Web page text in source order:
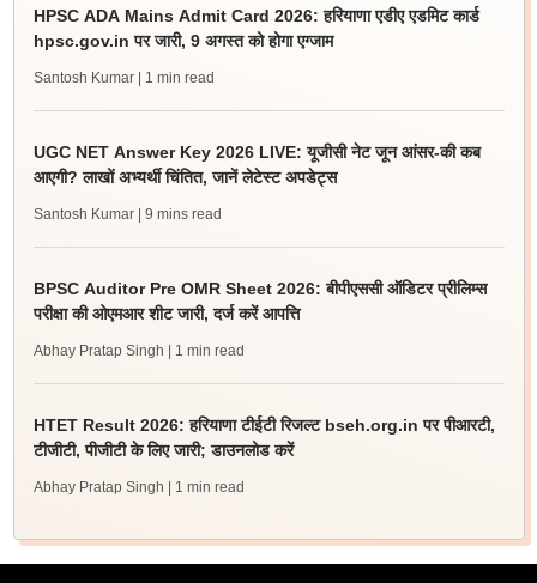
HPSC ADA Mains Admit Card 2026: हरियाणा एडीए एडमिट कार्ड
hpsc.gov.in पर जारी, 9 अगस्त को होगा एग्जाम
Santosh Kumar | 1 min read
UGC NET Answer Key 2026 LIVE: यूजीसी नेट जून आंसर-की कब
आएगी? लाखों अभ्यर्थी चिंतित, जानें लेटेस्ट अपडेट्स
Santosh Kumar | 9 mins read
BPSC Auditor Pre OMR Sheet 2026: बीपीएससी ऑडिटर प्रीलिम्स
परीक्षा की ओएमआर शीट जारी, दर्ज करें आपत्ति
Abhay Pratap Singh | 1 min read
HTET Result 2026: हरियाणा टीईटी रिजल्ट bseh.org.in पर पीआरटी,
टीजीटी, पीजीटी के लिए जारी; डाउनलोड करें
Abhay Pratap Singh | 1 min read